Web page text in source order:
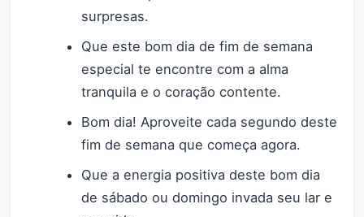
surpresas.
Que este bom dia de fim de semana
especial te encontre com a alma
tranquila e o coração contente.
Bom dia! Aproveite cada segundo deste
fim de semana que começa agora.
Que a energia positiva deste bom dia
de sábado ou domingo invada seu lar e